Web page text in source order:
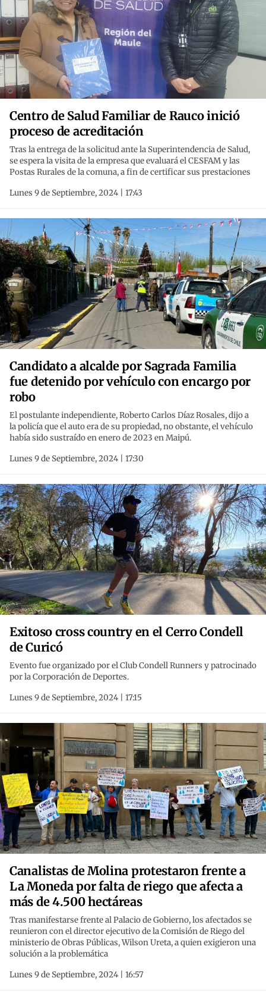
Centro de Salud Familiar de Rauco inició
proceso de acreditación
Tras la entrega de la solicitud ante la Superintendencia de Salud,
se espera la visita de la empresa que evaluará el CESFAM y las
Postas Rurales de la comuna, a fin de certificar sus prestaciones
Lunes 9 de Septiembre, 2024 | 17:43
Candidato a alcalde por Sagrada Familia
fue detenido por vehículo con encargo por
robo
El postulante independiente, Roberto Carlos Díaz Rosales, dijo a
la policía que el auto era de su propiedad, no obstante, el vehículo
había sido sustraído en enero de 2023 en Maipú.
Lunes 9 de Septiembre, 2024 | 17:30
Exitoso cross country en el Cerro Condell
de Curicó
Evento fue organizado por el Club Condell Runners y patrocinado
por la Corporación de Deportes.
Lunes 9 de Septiembre, 2024 | 17:15
Canalistas de Molina protestaron frente a
La Moneda por falta de riego que afecta a
más de 4.500 hectáreas
Tras manifestarse frente al Palacio de Gobierno, los afectados se
reunieron con el director ejecutivo de la Comisión de Riego del
ministerio de Obras Públicas, Wilson Ureta, a quien exigieron una
solución a la problemática
Lunes 9 de Septiembre, 2024 | 16:57